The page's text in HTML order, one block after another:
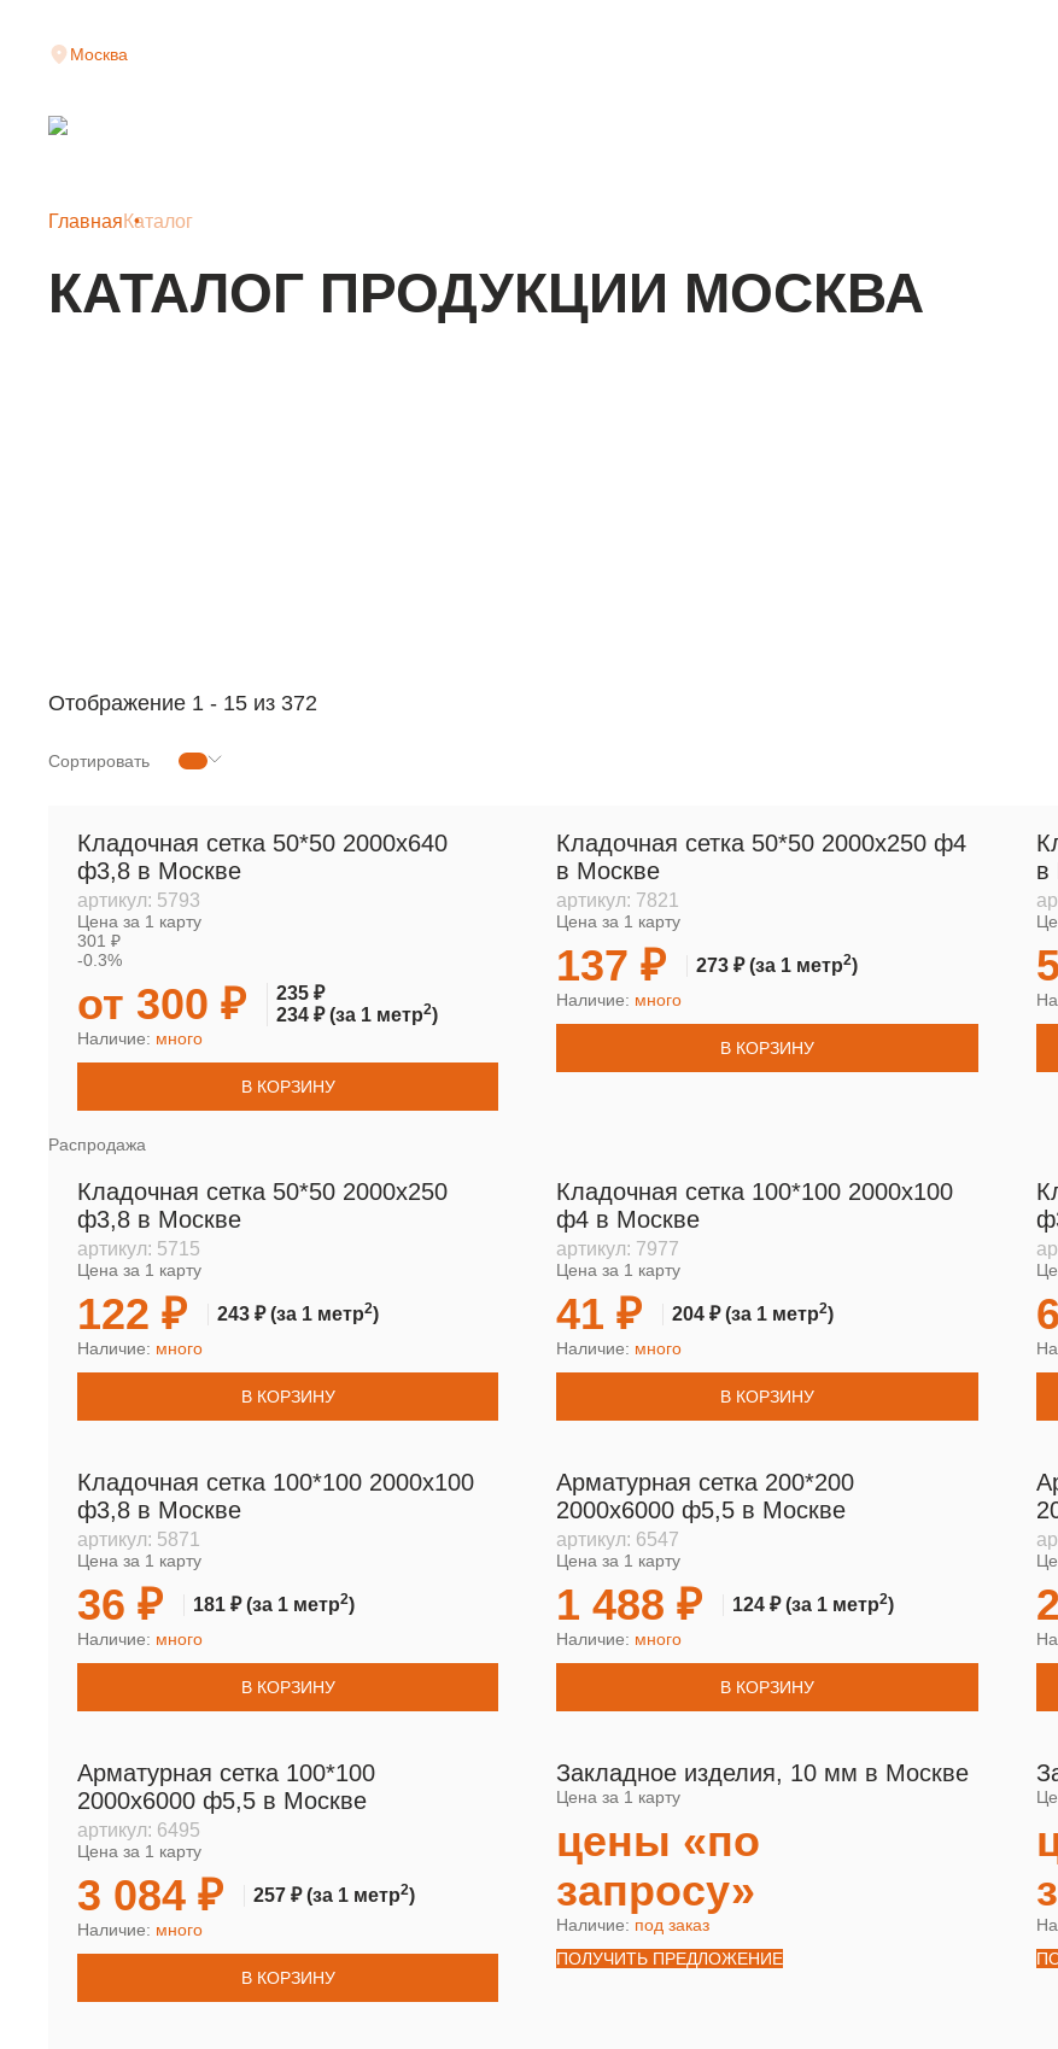
Москва
Главная Каталог
КАТАЛОГ ПРОДУКЦИИ МОСКВА
Отображение 1 - 15 из 372
Сортировать
Кладочная сетка 50*50 2000х640
ф3,8 в Москве
артикул: 5793
Цена за 1 карту
301 ₽
-0.3%
от 300 ₽
235 ₽
234 ₽(за 1 метр2)
Наличие: много
В КОРЗИНУ
Распродажа
Кладочная сетка 50*50 2000х250 ф4
в Москве
артикул: 7821
Цена за 1 карту
137 ₽ 273 ₽(за 1 метр2)
Наличие: много
В КОРЗИНУ
в
Кладочная сетка 50*50 2000х250
ф3,8 в Москве
артикул: 5715
Цена за 1 карту
122 ₽ 243 ₽(за 1 метр2)
Наличие: много
В КОРЗИНУ
Кладочная сетка 100*100 2000х100
ф4 в Москве
артикул: 7977
Цена за 1 карту
41 ₽ 204 ₽(за 1 метр2)
Наличие: много
В КОРЗИНУ
Кладочная сетка 100*100 2000х100
ф3,8 в Москве
артикул: 5871
Цена за 1 карту
36 ₽ 181 ₽(за 1 метр2)
Наличие: много
В КОРЗИНУ
Арматурная сетка 200*200
2000х6000 ф5,5 в Москве
артикул: 6547
Цена за 1 карту
1 488 ₽ 124 ₽(за 1 метр2)
Наличие: много
В КОРЗИНУ
Арматурная сетка 100*100
2000х6000 ф5,5 в Москве
артикул: 6495
Цена за 1 карту
3 084 ₽ 257 ₽(за 1 метр2)
Наличие: много
В КОРЗИНУ
Закладное изделия, 10 мм в Москве
Цена за 1 карту
цены «по
запросу»
Наличие: под заказ
ПОЛУЧИТЬ ПРЕДЛОЖЕНИЕ